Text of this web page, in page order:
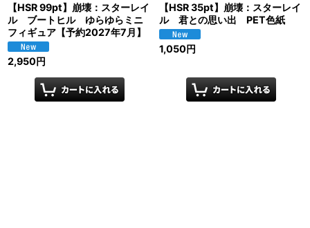
【HSR 99pt】崩壊：スターレイ
ル ブートヒル ゆらゆらミニ
フィギュア【予約2027年7月】
2,950円
【HSR 35pt】崩壊：スターレイ
ル 君との思い出 PET色紙
1,050円